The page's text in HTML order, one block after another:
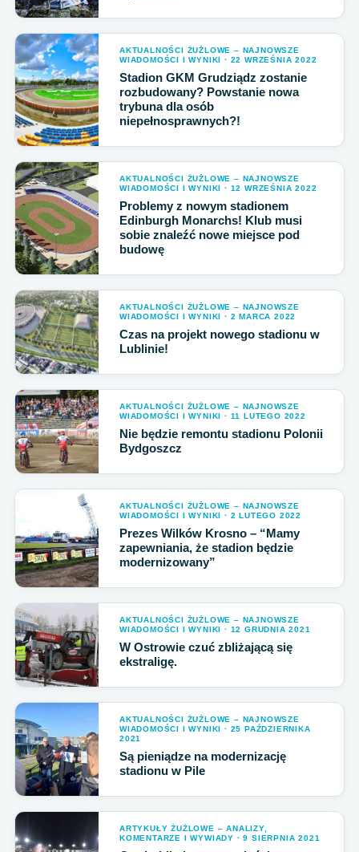
AKTUALNOŚCI ŻUŻLOWE – NAJNOWSZE
WIADOMOŚCI I WYNIKI · 22 WRZEŚNIA 2022
Stadion GKM Grudziądz zostanie
rozbudowany? Powstanie nowa
trybuna dla osób
niepełnosprawnych?!
AKTUALNOŚCI ŻUŻLOWE – NAJNOWSZE
WIADOMOŚCI I WYNIKI · 12 WRZEŚNIA 2022
Problemy z nowym stadionem
Edinburgh Monarchs! Klub musi
sobie znaleźć nowe miejsce pod
budowę
AKTUALNOŚCI ŻUŻLOWE – NAJNOWSZE
WIADOMOŚCI I WYNIKI · 2 MARCA 2022
Czas na projekt nowego stadionu w
Lublinie!
AKTUALNOŚCI ŻUŻLOWE – NAJNOWSZE
WIADOMOŚCI I WYNIKI · 11 LUTEGO 2022
Nie będzie remontu stadionu Polonii
Bydgoszcz
AKTUALNOŚCI ŻUŻLOWE – NAJNOWSZE
WIADOMOŚCI I WYNIKI · 2 LUTEGO 2022
Prezes Wilków Krosno – “Mamy
zapewniania, że stadion będzie
modernizowany”
AKTUALNOŚCI ŻUŻLOWE – NAJNOWSZE
WIADOMOŚCI I WYNIKI · 12 GRUDNIA 2021
W Ostrowie czuć zbliżającą się
ekstraligę.
AKTUALNOŚCI ŻUŻLOWE – NAJNOWSZE
WIADOMOŚCI I WYNIKI · 25 PAŹDZIERNIKA
2021
Są pieniądze na modernizację
stadionu w Pile
ARTYKUŁY ŻUŻLOWE – ANALIZY,
KOMENTARZE I WYWIADY · 9 SIERPNIA 2021